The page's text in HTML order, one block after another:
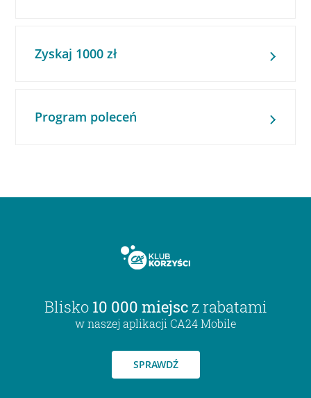
Zyskaj 1000 zł
Program poleceń
Blisko 10 000 miejsc z rabatami
w naszej aplikacji CA24 Mobile
SPRAWDŹ